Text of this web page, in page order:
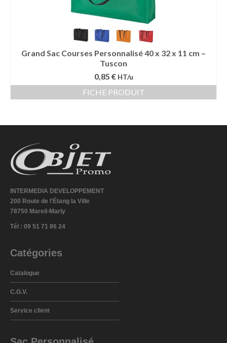
Grand Sac Courses Personnalisé 40 x 32 x 11 cm –
Tuscon
0,85 € HT/u
FICHE PRODUIT
INTERMEDIA DEVELOPPEMENT
200 Route de l'Étang la Ville
78750 Mareil-Marly
Tél : 09 51 71 86 24
Catégories
Catalogue
C.G.V.
Service client